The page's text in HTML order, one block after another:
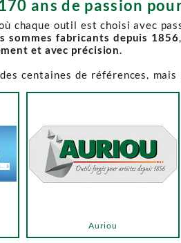
ans de passion
chaque outil est choisi avec
sommes fabricants depuis 1856
et avec précision.
centaines de références,
boutons ci-dessous.
? Nous travaillons
l’intégralité de notre
Auriou